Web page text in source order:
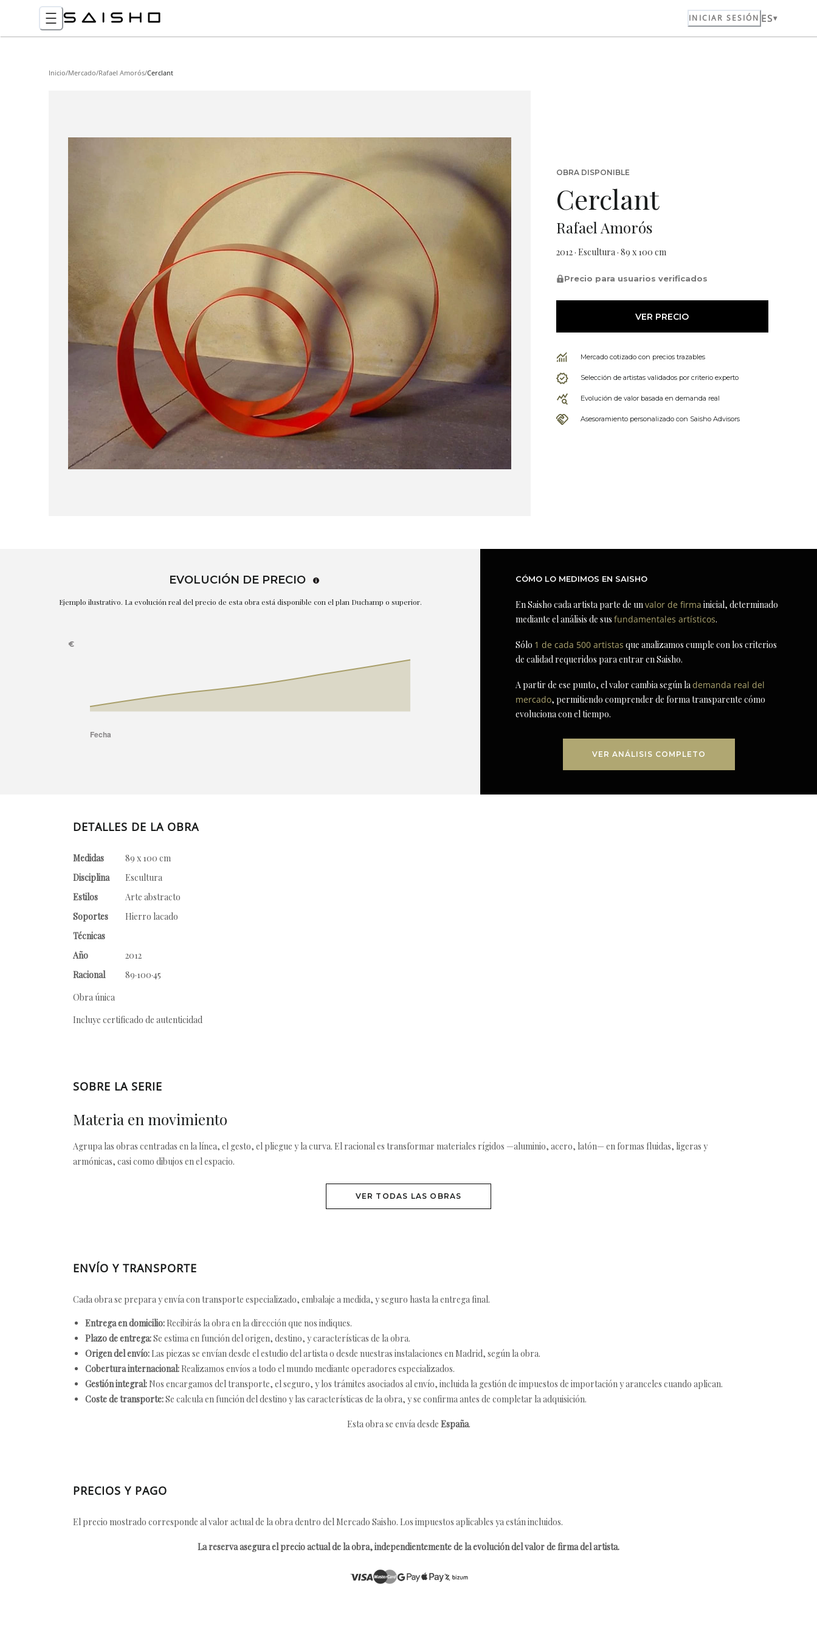
INICIAR SESIÓN ES
Inicio/Mercado/Rafael Amorós/Cerclant
OBRA DISPONIBLE
Cerclant
Rafael Amorós
2012 · Escultura · 89 x 100 cm
Precio para usuarios verificados
VER PRECIO
Mercado cotizado con precios trazables
Selección de artistas validados por criterio experto
Evolución de valor basada en demanda real
Asesoramiento personalizado con Saisho Advisors
EVOLUCIÓN DE PRECIO
Ejemplo ilustrativo. La evolución real del precio de esta obra está disponible con el plan Duchamp o superior.
CÓMO LO MEDIMOS EN SAISHO
En Saisho cada artista parte de unvalor de firma inicial, determinado
mediante el análisis de susfundamentales artísticos.
Sólo 1 de cada 500 artistas que analizamos cumple con los criterios
de calidad requeridos para entrar en Saisho.
A partir de ese punto, el valor cambia según lademanda real del
mercado, permitiendo comprender de forma transparente cómo
evoluciona con el tiempo.
VER ANÁLISIS COMPLETO
DETALLES DE LA OBRA
Medidas
89 x 100 cm
Disciplina
Escultura
Estilos
Arte abstracto
Soportes
Hierro lacado
Técnicas
Año
2012
Racional
89·100·45
Obra única
Incluye certificado de autenticidad
SOBRE LA SERIE
Materia en movimiento
Agrupa las obras centradas en la línea, el gesto, el pliegue y la curva. El racional es transformar materiales rígidos —aluminio, acero, latón— en formas fluidas, ligeras y
armónicas, casi como dibujos en el espacio.
VER TODAS LAS OBRAS
ENVÍO Y TRANSPORTE
Cada obra se prepara y envía con transporte especializado, embalaje a medida, y seguro hasta la entrega final.
Entrega en domicilio: Recibirás la obra en la dirección que nos indiques.
Plazo de entrega:Se estima en función del origen, destino, y características de la obra.
Origen del envío: Las piezas se envían desde el estudio del artista o desde nuestras instalaciones en Madrid, según la obra.
Cobertura internacional: Realizamos envíos a todo el mundo mediante operadores especializados.
Gestión integral: Nos encargamos del transporte, el seguro, y los trámites asociados al envío, incluida la gestión de impuestos de importación y aranceles cuando aplican.
Coste de transporte:Se calcula en función del destino y las características de la obra, y se confirma antes de completar la adquisición.
Esta obra se envía desde España.
PRECIOS Y PAGO
El precio mostrado corresponde al valor actual de la obra dentro del Mercado Saisho. Los impuestos aplicables ya están incluidos.
La reserva asegura el precio actual de la obra, independientemente de la evolución del valor de firma del artista.